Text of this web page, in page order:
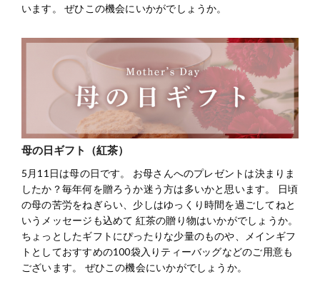
います。 ぜひこの機会にいかがでしょうか。
母の日ギフト（紅茶）
5月11日は母の日です。 お母さんへのプレゼントは決まりま
したか？毎年何を贈ろうか迷う方は多いかと思います。 日頃
の母の苦労をねぎらい、少しはゆっくり時間を過ごしてねと
いうメッセージも込めて 紅茶の贈り物はいかがでしょうか。
ちょっとしたギフトにぴったりな少量のものや、メインギフ
トとしておすすめの100袋入りティーバッグなどのご用意も
ございます。 ぜひこの機会にいかがでしょうか。